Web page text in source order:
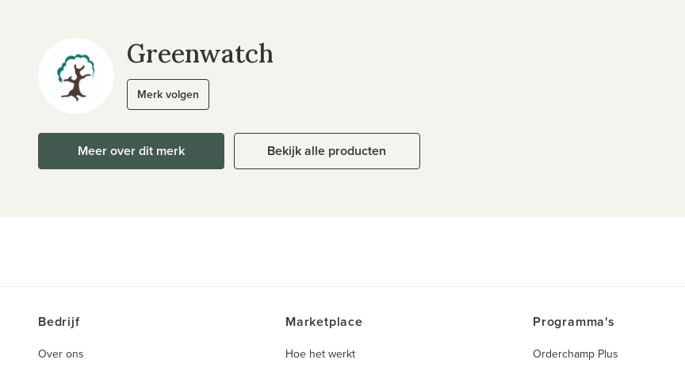
Greenwatch
Merk volgen
Meer over dit merk Bekijk alle producten
Bedrijf
Over ons
Marketplace
Hoe het werkt
Programma's
Orderchamp Plus